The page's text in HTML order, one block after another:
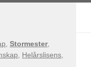
Stormester,
Helårslisens